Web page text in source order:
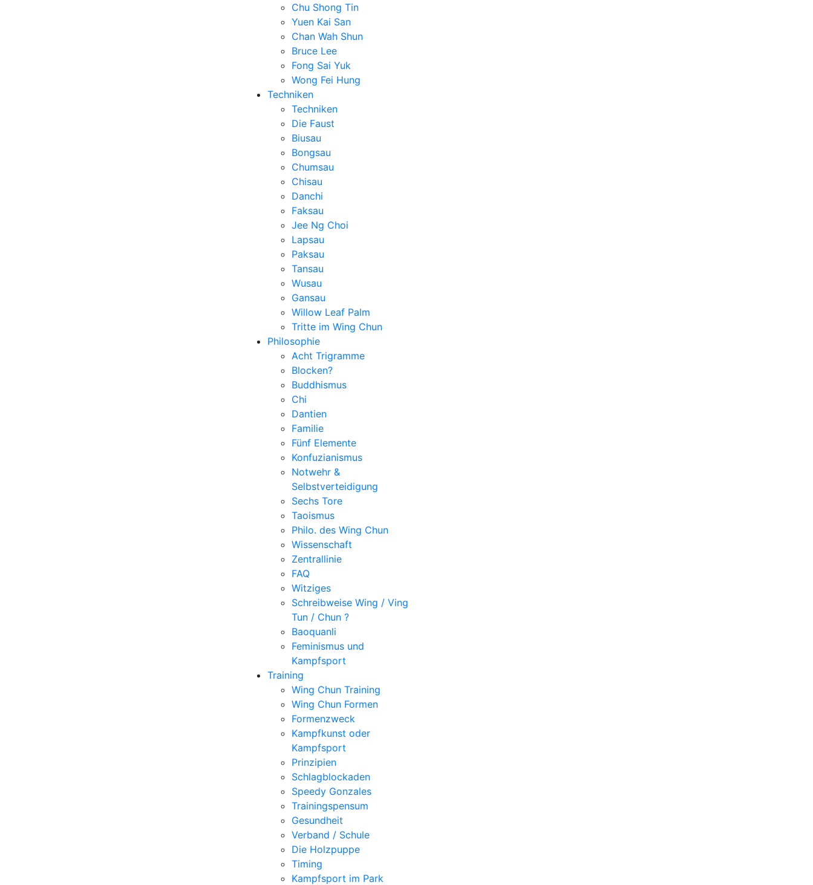
Chu Shong Tin
Yuen Kai San
Chan Wah Shun
Bruce Lee
Fong Sai Yuk
Wong Fei Hung
Techniken
Techniken
Die Faust
Biusau
Bongsau
Chumsau
Chisau
Danchi
Faksau
Jee Ng Choi
Lapsau
Paksau
Tansau
Wusau
Gansau
Willow Leaf Palm
Tritte im Wing Chun
Philosophie
Acht Trigramme
Blocken?
Buddhismus
Chi
Dantien
Familie
Fünf Elemente
Konfuzianismus
Notwehr &
Selbstverteidigung
Sechs Tore
Taoismus
Philo. des Wing Chun
Wissenschaft
Zentrallinie
FAQ
Witziges
Schreibweise Wing / Ving
Tun / Chun ?
Baoquanli
Feminismus und
Kampfsport
Training
Wing Chun Training
Wing Chun Formen
Formenzweck
Kampfkunst oder
Kampfsport
Prinzipien
Schlagblockaden
Speedy Gonzales
Trainingspensum
Gesundheit
Verband / Schule
Die Holzpuppe
Timing
Kampfsport im Park